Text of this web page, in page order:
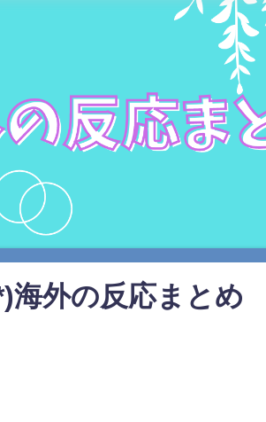
外の反応まとめ